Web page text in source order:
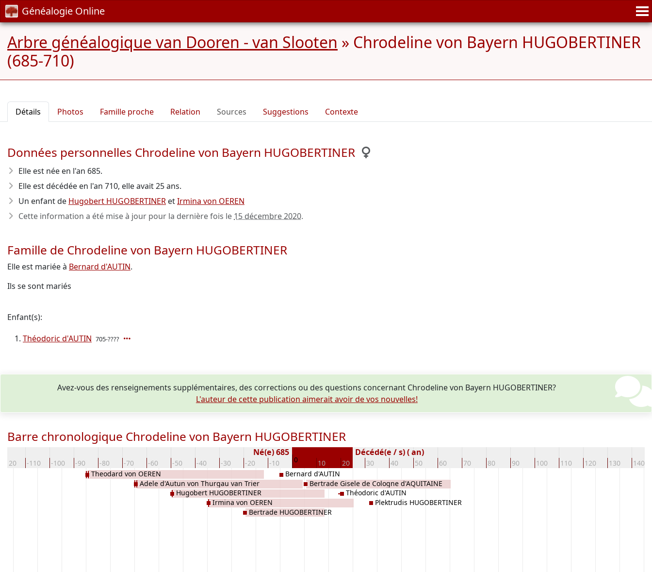
Généalogie Online
Arbre généalogique van Dooren - van Slooten » Chrodeline von Bayern HUGOBERTINER
(685-710)
Détails Photos Famille proche Relation Sources Suggestions Contexte
Données personnelles Chrodeline von Bayern HUGOBERTINER
Elle est née en l'an 685.
Elle est décédée en l'an 710, elle avait 25 ans.
Un enfant de Hugobert HUGOBERTINER etIrmina von OEREN
Cette information a été mise à jour pour la dernière fois le 15 décembre 2020.
Famille de Chrodeline von Bayern HUGOBERTINER
Elle est mariée à Bernard d'AUTIN.
Ils se sont mariés
Enfant(s):
Théodoric d'AUTIN 705-????
Avez-vous des renseignements supplémentaires, des corrections ou des questions concernant Chrodeline von Bayern HUGOBERTINER?
L'auteur de cette publication aimerait avoir de vos nouvelles!
Barre chronologique Chrodeline von Bayern HUGOBERTINER
-120 -110 -100 -90 -80 -70 -60 -50 -40 -30 -20 -10 0 10 20 30 40 50 60 70 80 90 100 110 120 130 140
Né(e) 685 Décédé(e / s) ( an)
Theodard von OEREN
Adele d'Autun von Thurgau van Trier
Hugobert HUGOBERTINER
Irmina von OEREN
Bertrade HUGOBERTINER
Bernard d'AUTIN
Bertrade Gisele de Cologne d'AQUITAINE
Théodoric d'AUTIN
Plektrudis HUGOBERTINER